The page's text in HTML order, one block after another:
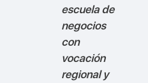
escuela de
negocios
con
vocación
regional y